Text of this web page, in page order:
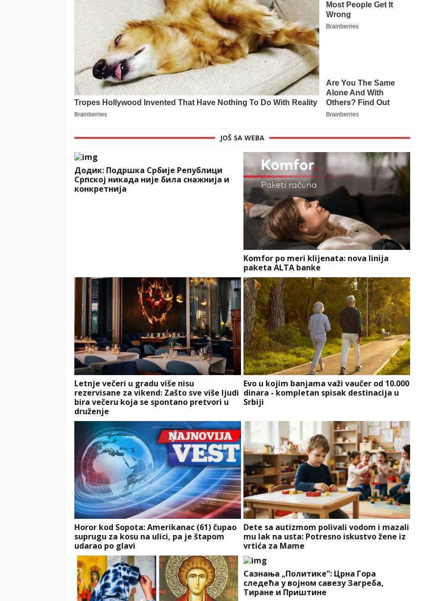
JOŠ SA WEBA
Додик: Подршка Србије Републици
Српској никада није била снажнија и
конкретнија
Komfor po meri klijenata: nova linija
paketa ALTA banke
Letnje večeri u gradu više nisu
rezervisane za vikend: Zašto sve više ljudi
bira večeru koja se spontano pretvori u
druženje
Evo u kojim banjama važi vaučer od 10.000
dinara - kompletan spisak destinacija u
Srbiji
Horor kod Sopota: Amerikanac (61) čupao
suprugu za kosu na ulici, pa je štapom
udarao po glavi
Dete sa autizmom polivali vodom i mazali
mu lak na usta: Potresno iskustvo žene iz
vrtića za Mame
Сазнања „Политике”: Црна Гора
следећа у војном савезу Загреба,
Тиране и Приштине